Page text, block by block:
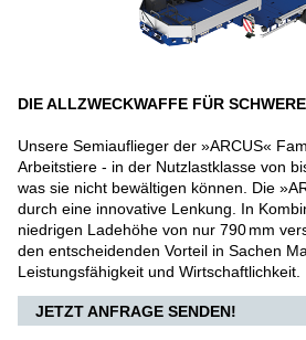
SPEZIALANWENDUNGEN
AIRPORT
FRACHT-/PUSHBACKSCHLEPPER
KONVENTIONELLE SCHLEPPER
DIE ALLZWECKWAFFE FÜR
Unsere Semiauflieger der »ARCUS«
Arbeitstiere - in der Nutzlastklasse von
was sie nicht bewältigen können. Die
durch eine innovative Lenkung. In
niedrigen Ladehöhe von nur 790 mm
den entscheidenden Vorteil in Sachen
Leistungsfähigkeit und Wirtschaftlichkeit.
JETZT ANFRAGE SENDEN!